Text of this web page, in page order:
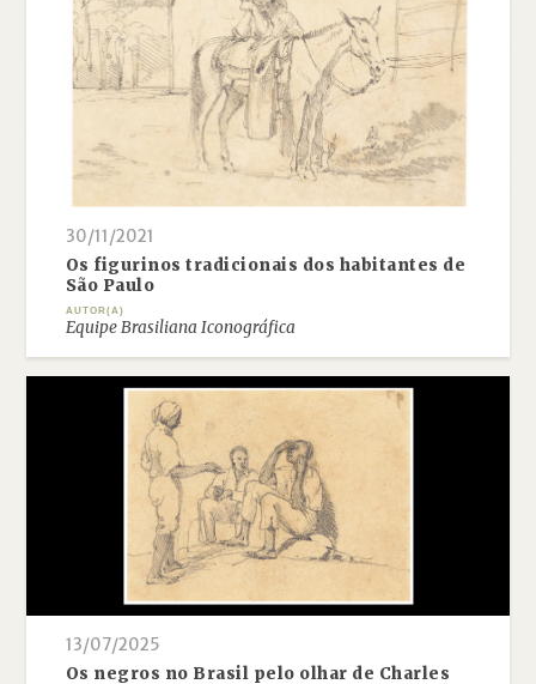
30/11/2021
Os figurinos tradicionais dos habitantes de
São Paulo
AUTOR(A)
Equipe Brasiliana Iconográfica
13/07/2025
Os negros no Brasil pelo olhar de Charles